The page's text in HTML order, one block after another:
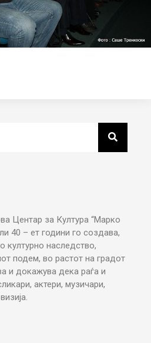
Центар за Култура “Марко
40 – ет години го создава,
културно наследство,
подем, во растот на градот
и докажува дека раѓа и
актери, музичари,